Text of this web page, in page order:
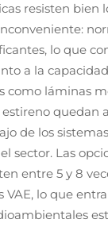
resisten bien
lo que
a la
como láminas
quedan
de los
sector. Las
entre 5 y 8
VAE, lo que